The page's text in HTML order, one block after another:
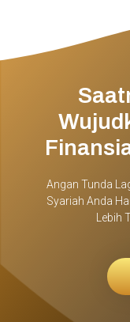
Angan Tunda
Syariah Anda
Lebih